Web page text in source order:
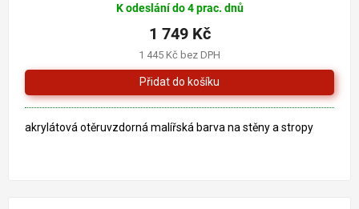
K odeslání do 4 prac. dnů
1 445 Kč bez DPH
1 749 Kč
akrylátová otěruvzdorná malířská barva na stěny a stropy